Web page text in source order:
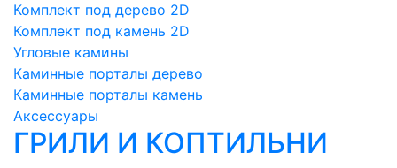
Комплект под дерево 2D
Комплект под камень 2D
Угловые камины
Каминные порталы дерево
Каминные порталы камень
Аксессуары
ГРИЛИ И КОПТИЛЬНИ